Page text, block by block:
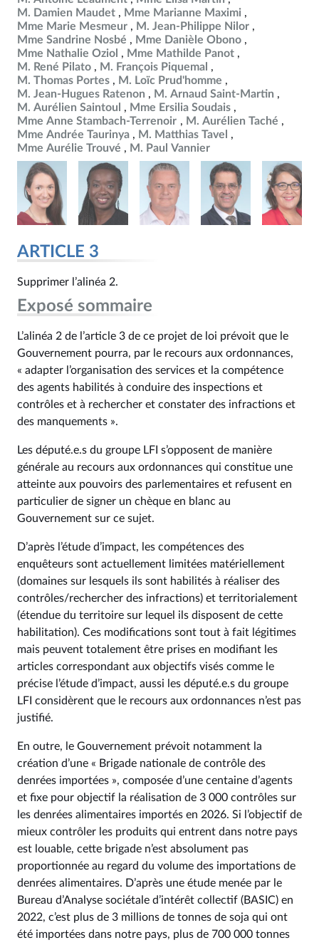
M. Damien Maudet
Mme Marianne Maximi
Mme Marie Mesmeur
M. Jean-Philippe Nilor
Mme Sandrine Nosbé
Mme Danièle Obono
Mme Nathalie Oziol
Mme Mathilde Panot
M. René Pilato
M. François Piquemal
M. Thomas Portes
M. Loïc Prud'homme
M. Jean-Hugues Ratenon
M. Arnaud Saint-Martin
M. Aurélien Saintoul
Mme Ersilia Soudais
Mme Anne Stambach-Terrenoir
M. Aurélien Taché
Mme Andrée Taurinya
M. Matthias Tavel
Mme Aurélie Trouvé
M. Paul Vannier
ARTICLE 3
Supprimer l’alinéa 2.
Exposé sommaire
L’alinéa 2 de l’article 3 de ce projet de loi prévoit que le
Gouvernement pourra, par le recours aux ordonnances,
« adapter l’organisation des services et la compétence
des agents habilités à conduire des inspections et
contrôles et à rechercher et constater des infractions et
des manquements ».
Les député.e.s du groupe LFI s’opposent de manière
générale au recours aux ordonnances qui constitue une
atteinte aux pouvoirs des parlementaires et refusent en
particulier de signer un chèque en blanc au
Gouvernement sur ce sujet.
D’après l’étude d’impact, les compétences des
enquêteurs sont actuellement limitées matériellement
(domaines sur lesquels ils sont habilités à réaliser des
contrôles/rechercher des infractions) et territorialement
(étendue du territoire sur lequel ils disposent de cette
habilitation). Ces modifications sont tout à fait légitimes
mais peuvent totalement être prises en modifiant les
articles correspondant aux objectifs visés comme le
précise l’étude d’impact, aussi les député.e.s du groupe
LFI considèrent que le recours aux ordonnances n’est pas
justifié.
En outre, le Gouvernement prévoit notamment la
création d’une « Brigade nationale de contrôle des
denrées importées », composée d’une centaine d’agents
et fixe pour objectif la réalisation de 3 000 contrôles sur
les denrées alimentaires importés en 2026. Si l’objectif de
mieux contrôler les produits qui entrent dans notre pays
est louable, cette brigade n’est absolument pas
proportionnée au regard du volume des importations de
denrées alimentaires. D’après une étude menée par le
Bureau d’Analyse sociétale d’intérêt collectif (BASIC) en
2022, c’est plus de 3 millions de tonnes de soja qui ont
été importées dans notre pays, plus de 700 000 tonnes